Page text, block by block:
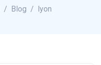
Blog lyon